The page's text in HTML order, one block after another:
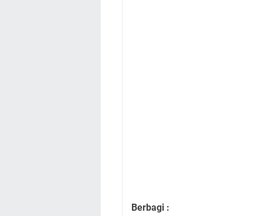
Berbagi :